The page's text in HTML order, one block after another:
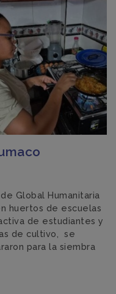
Global Humanitaria
huertos de escuelas
de estudiantes y
de cultivo, se
para la siembra